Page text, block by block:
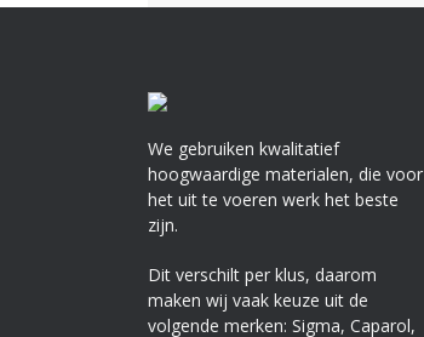
We gebruiken kwalitatief
hoogwaardige materialen, die voor
het uit te voeren werk het beste
zijn.
Dit verschilt per klus, daarom
maken wij vaak keuze uit de
volgende merken: Sigma, Caparol,